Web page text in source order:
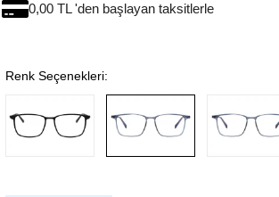
0,00 TL 'den başlayan taksitlerle
Renk Seçenekleri: